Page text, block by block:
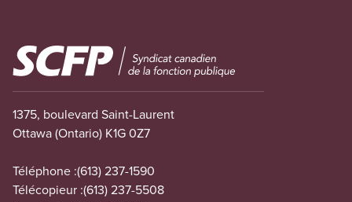
Image
1375, boulevard Saint-Laurent
Ottawa (Ontario) K1G 0Z7
Téléphone :(613) 237-1590
Télécopieur :(613) 237-5508